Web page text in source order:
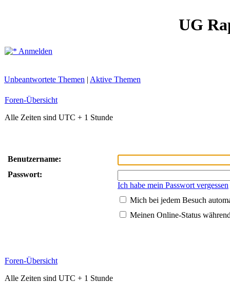
UG
Anmelden
Unbeantwortete Themen | Aktive Themen
Foren-Übersicht
Alle Zeiten sind UTC + 1 Stunde
Benutzername:
Passwort:
Ich habe mein Passwort vergessen
Mich bei jedem Besuch
Meinen Online-Status
Foren-Übersicht
Alle Zeiten sind UTC + 1 Stunde